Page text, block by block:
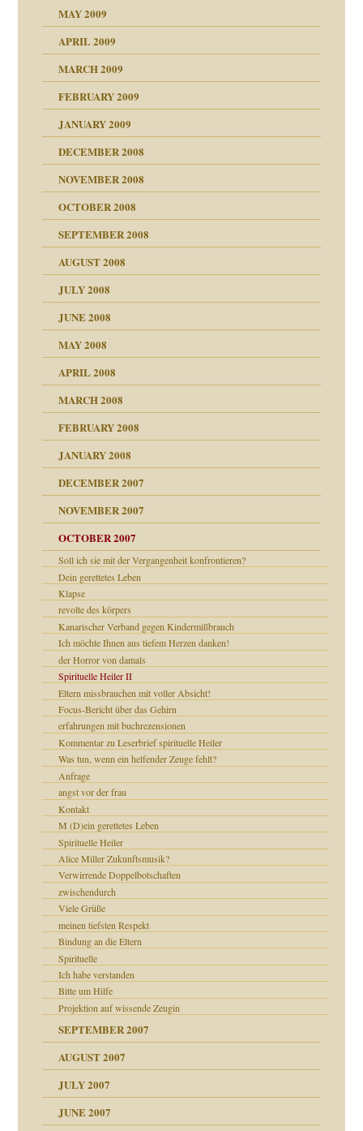
MAY 2009
APRIL 2009
MARCH 2009
FEBRUARY 2009
JANUARY 2009
DECEMBER 2008
NOVEMBER 2008
OCTOBER 2008
SEPTEMBER 2008
AUGUST 2008
JULY 2008
Juni 2008
JUNE 2008
und Staat
MAY 2008
APRIL 2008
MARCH 2008
FEBRUARY 2008
in meiner
JANUARY 2008
DECEMBER 2007
NOVEMBER 2007
voller Absicht!"
OCTOBER 2007
Soll ich sie mit der Vergangenheit konfrontieren?
Dein gerettetes Leben
Klapse
revolte des körpers
Kanarischer Verband gegen Kindermißbrauch
Ich möchte Ihnen aus tiefem Herzen danken!
der Horror von damals
Spirituelle Heiler II
Eltern missbrauchen mit voller Absicht!
Focus-Bericht über das Gehirn
erfahrungen mit buchrezensionen
Kommentar zu Leserbrief spirituelle Heiler
Was tun, wenn ein helfender Zeuge fehlt?
Anfrage
angst vor der frau
Kontakt
M (D)ein gerettetes Leben
Spirituelle Heiler
Alice Miller Zukunftsmusik?
Verwirrende Doppelbotschaften
zwischendurch
Viele Grüße
meinen tiefsten Respekt
Bindung an die Eltern
Spirituelle
Ich habe verstanden
Bitte um Hilfe
Projektion auf wissende Zeugin
SEPTEMBER 2007
AUGUST 2007
JULY 2007
JUNE 2007